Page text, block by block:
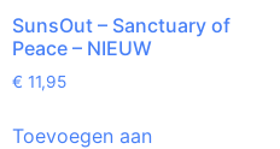
SunsOut – Sanctuary of
Peace – NIEUW
€ 11,95
Toevoegen aan